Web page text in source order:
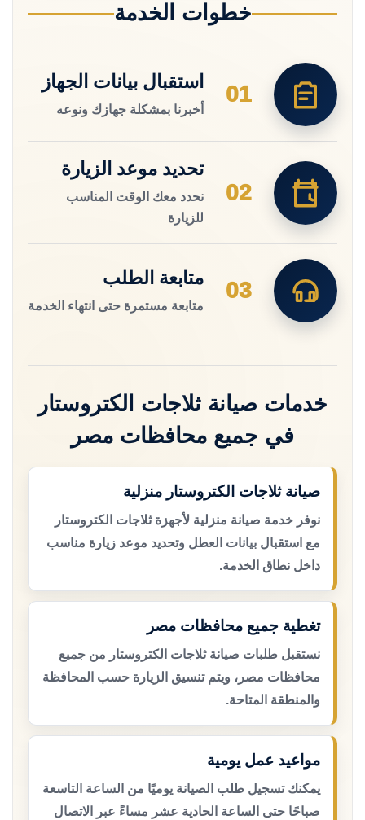
خطوات الخدمة
01
استقبال بيانات الجهاز
أخبرنا بمشكلة جهازك ونوعه
02
تحديد موعد الزيارة
نحدد معك الوقت المناسب
للزيارة
03
متابعة الطلب
متابعة مستمرة حتى انتهاء الخدمة
خدمات صيانة ثلاجات الكتروستار
في جميع محافظات مصر
صيانة ثلاجات الكتروستار منزلية
نوفر خدمة صيانة منزلية لأجهزة ثلاجات الكتروستار
مع استقبال بيانات العطل وتحديد موعد زيارة مناسب
داخل نطاق الخدمة.
تغطية جميع محافظات مصر
نستقبل طلبات صيانة ثلاجات الكتروستار من جميع
محافظات مصر، ويتم تنسيق الزيارة حسب المحافظة
والمنطقة المتاحة.
مواعيد عمل يومية
يمكنك تسجيل طلب الصيانة يوميًا من الساعة التاسعة
صباحًا حتى الساعة الحادية عشر مساءً عبر الاتصال